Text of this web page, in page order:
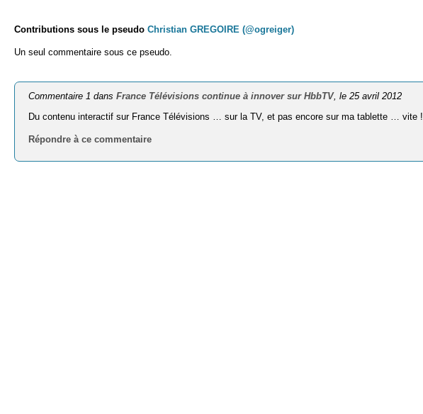
Contributions sous le pseudo Christian GREGOIRE (@ogreiger)
Un seul commentaire sous ce pseudo.
Commentaire 1 dansFrance Télévisions continue à innover sur HbbTV, le 25 avril 2012
Du contenu interactif sur France Télévisions … sur la TV, et pas encore sur ma tablette … vite !
Répondre à ce commentaire